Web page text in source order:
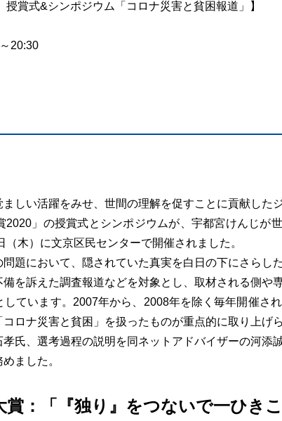
授賞式&シンポジウム「コロナ災害と貧困報道」】
20:30
ましい活躍をみせ、世間の理解を促すことに貢献した
」の授賞式とシンポジウムが、宇都宮けんじが
木）に文京区民センターで開催されました。
題において、隠されていた真実を白日の下にさらし
を訴えた調査報道などを対象とし、取材される側や
ています。2007年から、2008年を除く毎年開催さ
ロナ災害と貧困」を扱ったものが重点的に取り上げ
氏、選考過程の説明を同ネットアドバイザーの河添
ました。
：「『独り』をつないで一ひき